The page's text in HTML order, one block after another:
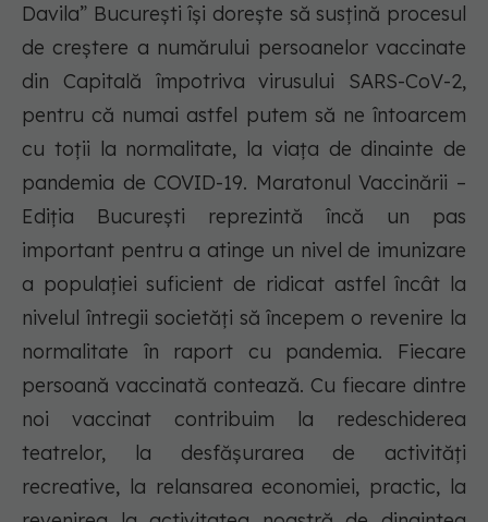
Davila” București își dorește să susțină procesul
de creștere a numărului persoanelor vaccinate
din Capitală împotriva virusului SARS-CoV-2,
pentru că numai astfel putem să ne întoarcem
cu toții la normalitate, la viața de dinainte de
pandemia de COVID-19. Maratonul Vaccinării –
Ediția București reprezintă încă un pas
important pentru a atinge un nivel de imunizare
a populației suficient de ridicat astfel încât la
nivelul întregii societăți să începem o revenire la
normalitate în raport cu pandemia. Fiecare
persoană vaccinată contează. Cu fiecare dintre
noi vaccinat contribuim la redeschiderea
teatrelor, la desfășurarea de activități
recreative, la relansarea economiei, practic, la